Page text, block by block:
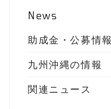
News
助成金・公募情報
九州沖縄の情報
関連ニュース